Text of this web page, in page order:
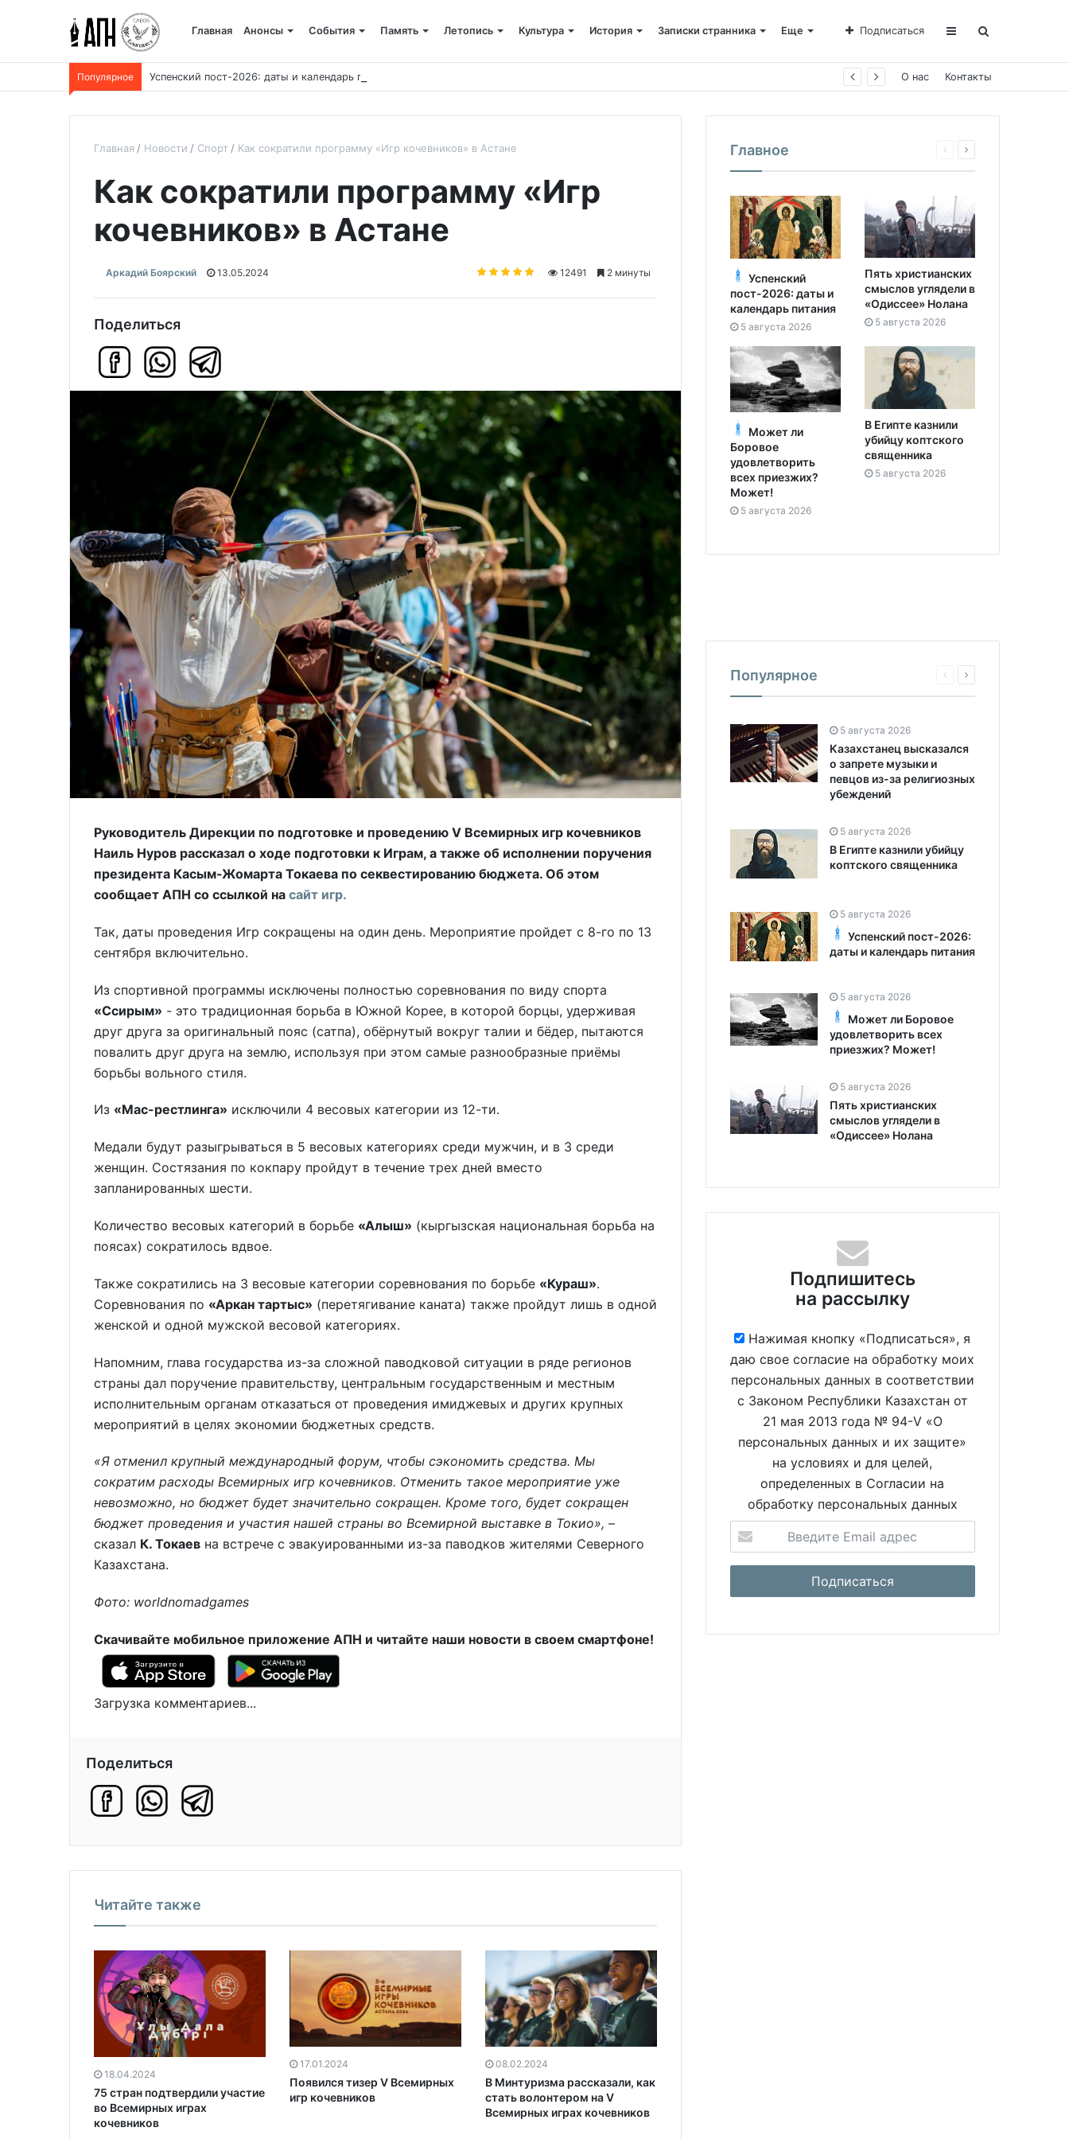
Главная Анонсы События Память Летопись Культура История Записки странника Еще Подписаться
Популярное Успенский пост-2026: даты и календарь питания О нас Контакты
Главная Новости Спорт Как сократили программу «Игр кочевников» в Астане
Как сократили программу «Игр
кочевников» в Астане
Аркадий Боярский 13.05.2024 12491 2 минуты
Поделиться
Руководитель Дирекции по подготовке и проведению V Всемирных игр кочевников
Наиль Нуров рассказал о ходе подготовки к Играм, а также об исполнении поручения
президента Касым-Жомарта Токаева по секвестированию бюджета. Об этом
сообщает АПН со ссылкой на сайт игр.
Так, даты проведения Игр сокращены на один день. Мероприятие пройдет с 8-го по 13
сентября включительно.
Из спортивной программы исключены полностью соревнования по виду спорта
«Ссирым» - это традиционная борьба в Южной Корее, в которой борцы, удерживая
друг друга за оригинальный пояс (сатпа), обёрнутый вокруг талии и бёдер, пытаются
повалить друг друга на землю, используя при этом самые разнообразные приёмы
борьбы вольного стиля.
Из «Мас-рестлинга» исключили 4 весовых категории из 12-ти.
Медали будут разыгрываться в 5 весовых категориях среди мужчин, и в 3 среди
женщин. Состязания по кокпару пройдут в течение трех дней вместо
запланированных шести.
Количество весовых категорий в борьбе «Алыш» (кыргызская национальная борьба на
поясах) сократилось вдвое.
Также сократились на 3 весовые категории соревнования по борьбе «Кураш».
Соревнования по «Аркан тартыс» (перетягивание каната) также пройдут лишь в одной
женской и одной мужской весовой категориях.
Напомним, глава государства из-за сложной паводковой ситуации в ряде регионов
страны дал поручение правительству, центральным государственным и местным
исполнительным органам отказаться от проведения имиджевых и других крупных
мероприятий в целях экономии бюджетных средств.
«Я отменил крупный международный форум, чтобы сэкономить средства. Мы
сократим расходы Всемирных игр кочевников. Отменить такое мероприятие уже
невозможно, но бюджет будет значительно сокращен. Кроме того, будет сокращен
бюджет проведения и участия нашей страны во Всемирной выставке в Токио», –
сказал К. Токаев на встрече с эвакуированными из-за паводков жителями Северного
Казахстана.
Фото: worldnomadgames
Скачивайте мобильное приложение АПН и читайте наши новости в своем смартфоне!
Загрузка комментариев...
Поделиться
Читайте также
18.04.2024
75 стран подтвердили участие
во Всемирных играх
кочевников
17.01.2024
Появился тизер V Всемирных
игр кочевников
08.02.2024
В Минтуризма рассказали, как
стать волонтером на V
Всемирных играх кочевников
Главное
Успенский
пост-2026: даты и
календарь питания
5 августа 2026
Пять христианских
смыслов углядели в
«Одиссее» Нолана
5 августа 2026
Может ли
Боровое
удовлетворить
всех приезжих?
Может!
5 августа 2026
В Египте казнили
убийцу коптского
священника
5 августа 2026
Популярное
5 августа 2026
Казахстанец высказался
о запрете музыки и
певцов из-за религиозных
убеждений
5 августа 2026
В Египте казнили убийцу
коптского священника
5 августа 2026
Успенский пост-2026:
даты и календарь питания
5 августа 2026
Может ли Боровое
удовлетворить всех
приезжих? Может!
5 августа 2026
Пять христианских
смыслов углядели в
«Одиссее» Нолана
Подпишитесь
на рассылку
Нажимая кнопку «Подписаться», я
даю свое согласие на обработку моих
персональных данных в соответствии
с Законом Республики Казахстан от
21 мая 2013 года № 94-V «О
персональных данных и их защите»
на условиях и для целей,
определенных в Согласии на
обработку персональных данных